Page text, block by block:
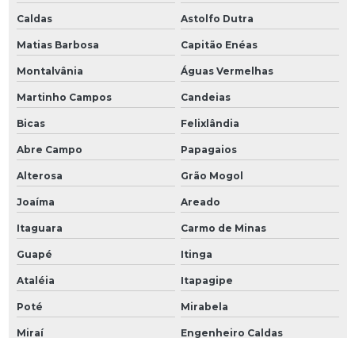
Caldas Astolfo Dutra
Matias Barbosa Capitão Enéas
Montalvânia Águas Vermelhas
Martinho Campos Candeias
Bicas Felixlândia
Abre Campo Papagaios
Alterosa Grão Mogol
Joaíma Areado
Itaguara Carmo de Minas
Guapé Itinga
Ataléia Itapagipe
Poté Mirabela
Miraí Engenheiro Caldas